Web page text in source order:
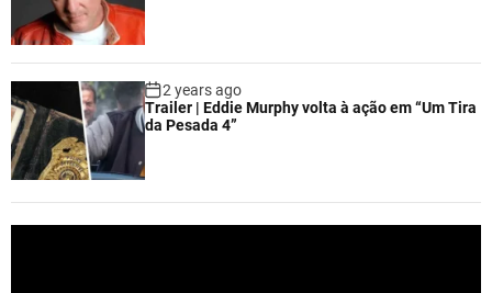
2 years ago
Trailer | Eddie Murphy volta à ação em “Um Tira
da Pesada 4”